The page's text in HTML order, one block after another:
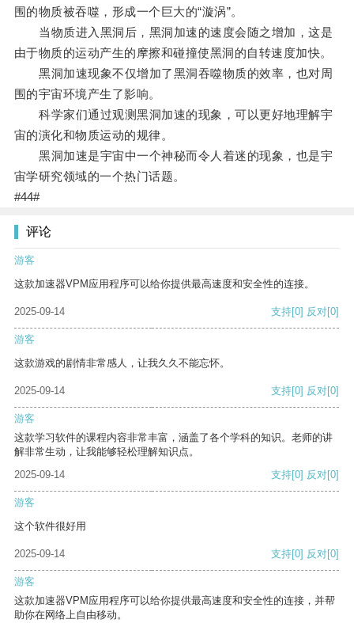
围的物质被吞噬，形成一个巨大的“漩涡”。
当物质进入黑洞后，黑洞加速的速度会随之增加，这是
由于物质的运动产生的摩擦和碰撞使黑洞的自转速度加快。
黑洞加速现象不仅增加了黑洞吞噬物质的效率，也对周
围的宇宙环境产生了影响。
科学家们通过观测黑洞加速的现象，可以更好地理解宇
宙的演化和物质运动的规律。
黑洞加速是宇宙中一个神秘而令人着迷的现象，也是宇
宙学研究领域的一个热门话题。
#44#
评论
游客
这款加速器VPM应用程序可以给你提供最高速度和安全性的连接。
2025-09-14 支持[0] 反对[0]
游客
这款游戏的剧情非常感人，让我久久不能忘怀。
2025-09-14 支持[0] 反对[0]
游客
这款学习软件的课程内容非常丰富，涵盖了各个学科的知识。老师的讲
解非常生动，让我能够轻松理解知识点。
2025-09-14
支持[0] 反对[0]
游客
这个软件很好用
2025-09-14 支持[0] 反对[0]
游客
这款加速器VPM应用程序可以给你提供最高速度和安全性的连接，并帮
助你在网络上自由移动。